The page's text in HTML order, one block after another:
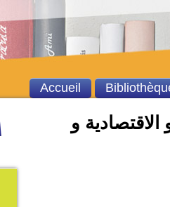
الاقتصادية و
Accueil